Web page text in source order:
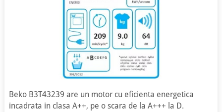
Beko B3T43239 are un motor cu eficienta energetica
incadrata in clasa A++, pe o scara de la A+++ la D.